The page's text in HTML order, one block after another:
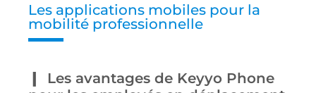
Les applications mobiles pour la
mobilité professionnelle
Les avantages de Keyyo Phone